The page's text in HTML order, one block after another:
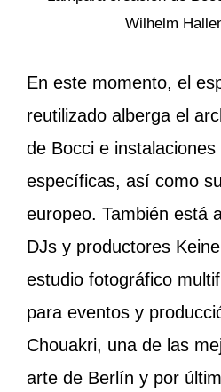
Wilhelm
En este momento, el
reutilizado alberga el
de Bocci e instalaciones
específicas, así como
europeo. También está
DJs y productores
estudio fotográfico
para eventos y
Chouakri, una de las
arte de Berlín y por